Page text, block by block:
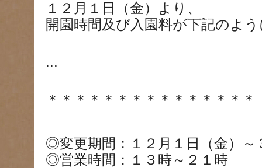
１２月１日（金）より、
開園時間及び入園料が下記のよ
...
＊＊＊＊＊＊＊＊＊＊＊＊＊＊＊
◎変更期間：１２月１日（金）～
◎営業時間：１３時～２１時